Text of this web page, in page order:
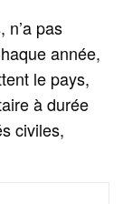
n’a pas
année,
le pays,
à durée
civiles,